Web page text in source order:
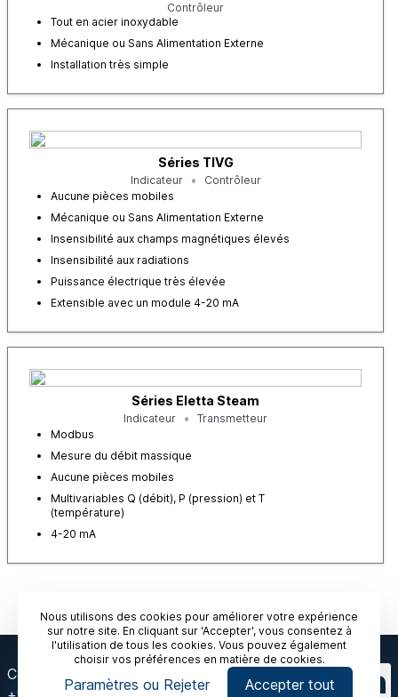
Contrôleur
Tout en acier inoxydable
Mécanique ou Sans Alimentation Externe
Installation très simple
Séries TIVG
Indicateur
Contrôleur
Aucune pièces mobiles
Mécanique ou Sans Alimentation Externe
Insensibilité aux champs magnétiques élevés
Insensibilité aux radiations
Puissance électrique très élevée
Extensible avec un module 4-20 mA
Séries Eletta Steam
Indicateur
Transmetteur
Modbus
Mesure du débit massique
Aucune pièces mobiles
Multivariables Q (débit), P (pression) et T
(température)
4-20 mA
Nous utilisons des cookies pour améliorer votre expérience
sur notre site. En cliquant sur 'Accepter', vous consentez à
l'utilisation de tous les cookies. Vous pouvez également
choisir vos préférences en matière de cookies.
Paramètres ou Rejeter Accepter tout
Contactez-nous